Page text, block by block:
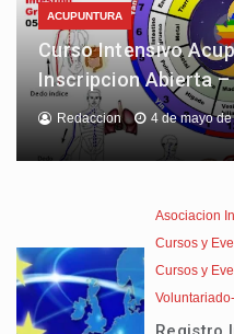
ACUPUNTURA
Curso Intensivo
Inscripcion Abierta –
Redaccion 4 de mayo
Asociacion
Cursos y
Cursos y